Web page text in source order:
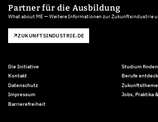
Partner für die Ausbildung
What about ME — Weitere Informationen zur Zukunftsindustrie
ZUKUNFTSINDUSTRIE.DE
Die Initiative
Kontakt
Datenschutz
Impressum
Barrierefreiheit
Studium finden
Berufe
Jobs, Praktika